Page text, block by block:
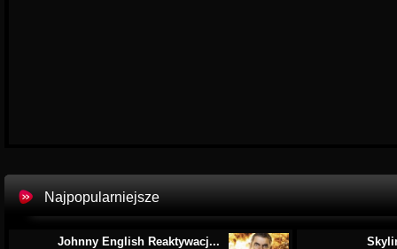
Najpopularniejsze
Johnny English Reaktywacj...